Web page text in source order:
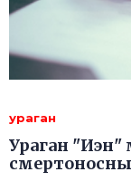
ураган
Ураган